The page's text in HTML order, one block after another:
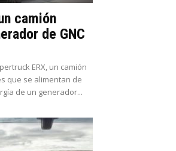
camión
de GNC
ERX, un camión
que se alimentan de
de un generador...